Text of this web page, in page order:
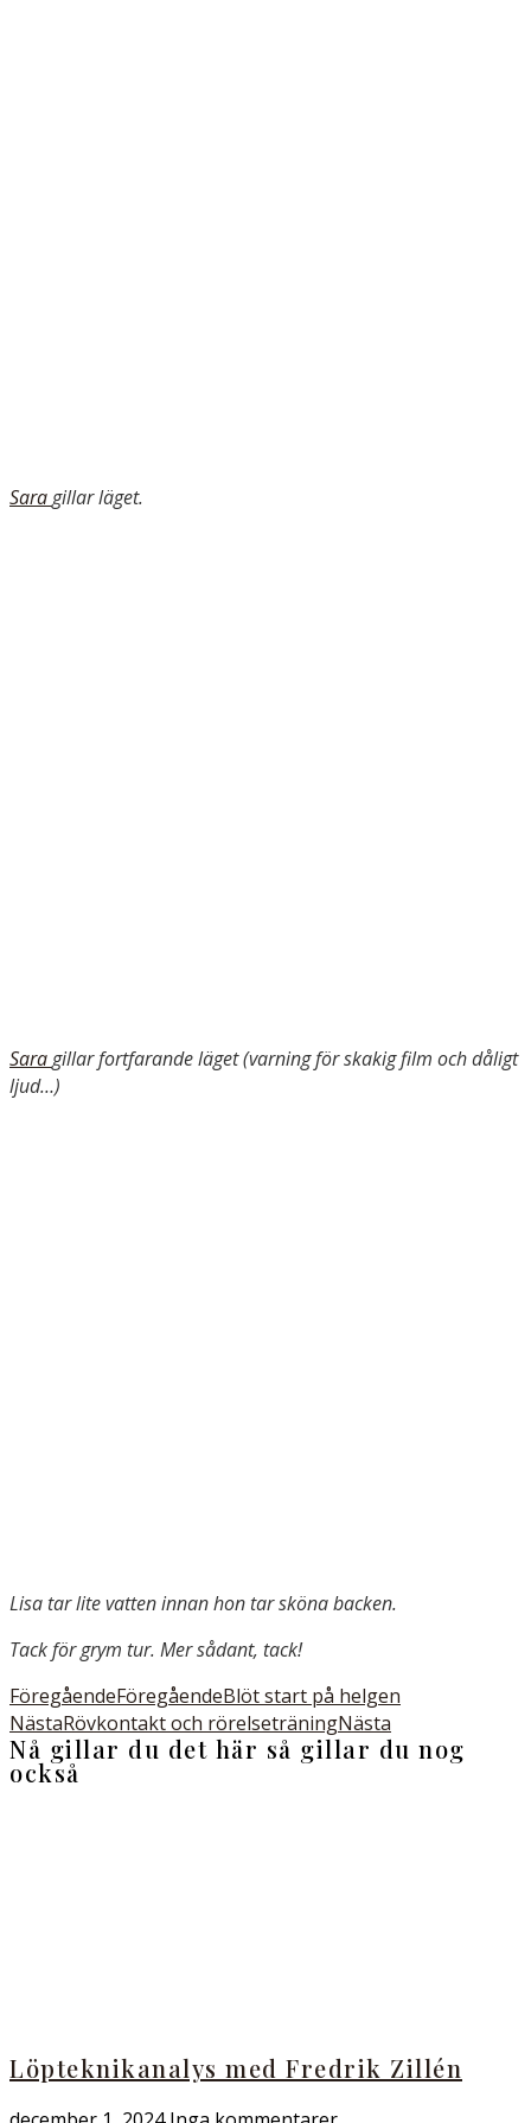
Saragillar läget.
Saragillar fortfarande läget (varning för skakig film och dåligt
ljud…)
Lisa tar lite vatten innan hon tar sköna backen.
Tack för grym tur. Mer sådant, tack!
FöregåendeFöregåendeBlöt start på helgen
NästaRövkontakt och rörelseträningNästa
Nå gillar du det här så gillar du nog
också
Löpteknikanalys med Fredrik Zillén